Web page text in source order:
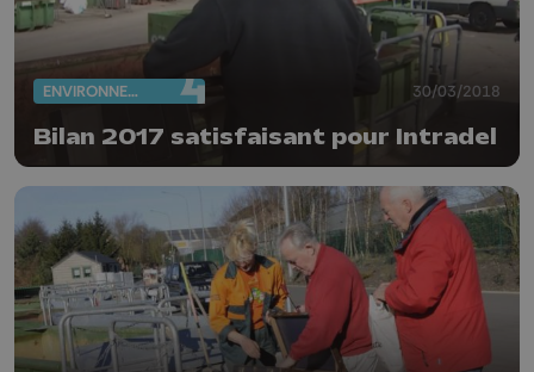
ENVIRONNEMENT 30/03/2018
Bilan 2017 satisfaisant pour Intradel